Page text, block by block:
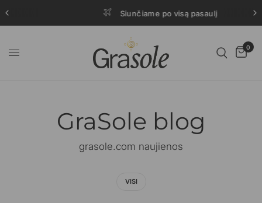
Siunčiame po visą pasaulį
0
GraSole blog
grasole.com naujienos
VISI